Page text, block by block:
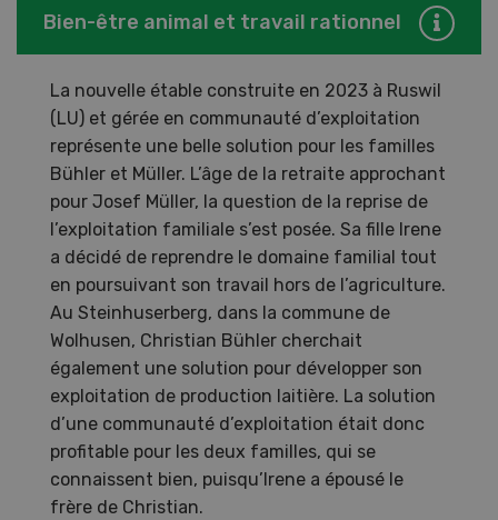
Bien-être animal et travail rationnel
La nouvelle étable construite en 2023 à Ruswil
(LU) et gérée en communauté d’exploitation
représente une belle solution pour les familles
Bühler et Müller. L’âge de la retraite approchant
pour Josef Müller, la question de la reprise de
l’exploitation familiale s’est posée. Sa fille Irene
a décidé de reprendre le domaine familial tout
en poursuivant son travail hors de l’agriculture.
Au Steinhuserberg, dans la commune de
Wolhusen, Christian Bühler cherchait
également une solution pour développer son
exploitation de production laitière. La solution
d’une communauté d’exploitation était donc
profitable pour les deux familles, qui se
connaissent bien, puisqu’Irene a épousé le
frère de Christian.